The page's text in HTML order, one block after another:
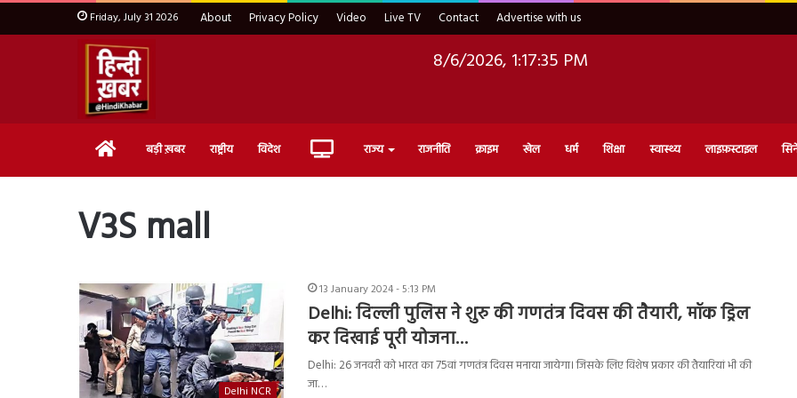
Friday, July 31 2026 About Privacy Policy Video Live TV Contact Advertise with us
8/6/2026, 1:17:36 PM
Home बड़ी ख़बर राष्ट्रीय विदेश Live राज्य राजनीति क्राइम खेल धर्म शिक्षा स्वास्थ्य लाइफ़स्टाइल
V3S mall
Delhi NCR
13 January 2024 - 5:13 PM
Delhi: दिल्ली पुलिस ने शुरु की गणतंत्र दिवस की तैयारी, मॉक ड्रिल
कर दिखाई पूरी योजना…
Delhi: 26 जनवरी को भारत का 75वां गणतंत्र दिवस मनाया जायेगा। जिसके लिए विशेष प्रकार की तैयारियां भी की
जा…